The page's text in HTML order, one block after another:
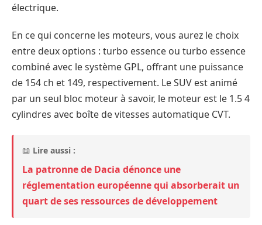
électrique.
En ce qui concerne les moteurs, vous aurez le choix
entre deux options : turbo essence ou turbo essence
combiné avec le système GPL, offrant une puissance
de 154 ch et 149, respectivement. Le SUV est animé
par un seul bloc moteur à savoir, le moteur est le 1.5 4
cylindres avec boîte de vitesses automatique CVT.
📖 Lire aussi :
La patronne de Dacia dénonce une
réglementation européenne qui absorberait un
quart de ses ressources de développement